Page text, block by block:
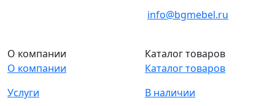
info@bgmebel.ru
О компании
О компании
Услуги
Каталог товаров
Каталог товаров
В наличии